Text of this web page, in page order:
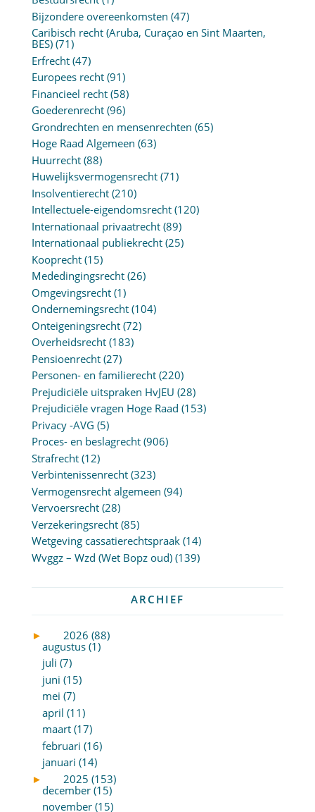
Bijzondere overeenkomsten (47)
Caribisch recht (Aruba, Curaçao en Sint Maarten,
BES)(71)
Erfrecht(47)
Europees recht(91)
Financieel recht(58)
Goederenrecht(96)
Grondrechten en mensenrechten (65)
Hoge Raad Algemeen (63)
Huurrecht(88)
Huwelijksvermogensrecht(71)
Insolventierecht(210)
Intellectuele-eigendomsrecht(120)
Internationaal privaatrecht(89)
Internationaal publiekrecht(25)
Kooprecht(15)
Mededingingsrecht(26)
Omgevingsrecht(1)
Ondernemingsrecht(104)
Onteigeningsrecht(72)
Overheidsrecht(183)
Pensioenrecht(27)
Personen- en familierecht(220)
Prejudiciële uitspraken HvJEU (28)
Prejudiciële vragen Hoge Raad (153)
Privacy -AVG (5)
Proces- en beslagrecht(906)
Strafrecht(12)
Verbintenissenrecht(323)
Vermogensrecht algemeen (94)
Vervoersrecht(28)
Verzekeringsrecht(85)
Wetgeving cassatierechtspraak(14)
Wvggz – Wzd (Wet Bopz oud)(139)
ARCHIEF
►
2026 (88)
augustus (1)
juli (7)
juni (15)
mei (7)
april (11)
maart (17)
februari (16)
januari (14)
►
2025 (153)
december (15)
november (15)